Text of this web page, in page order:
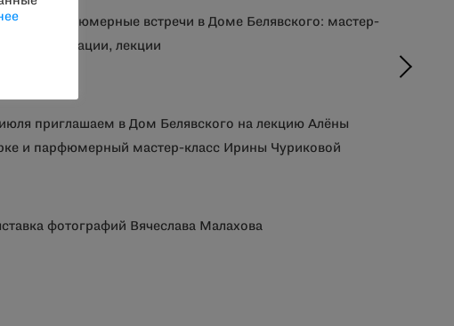
парфюмерные встречи в Доме Белявского: мастер-
дегустации, лекции
июля приглашаем в Дом Белявского на лекцию Алёны
и парфюмерный мастер-класс Ирины Чуриковой
фотографий Вячеслава Малахова